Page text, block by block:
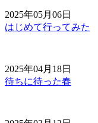
2025年05月06日
はじめて行ってみた
2025年04月18日
待ちに待った春